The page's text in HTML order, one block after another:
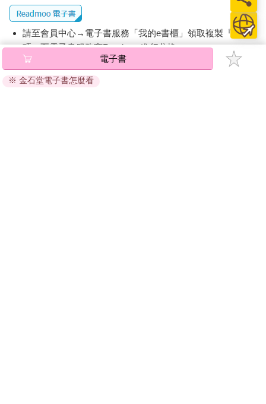
心」邊回應。
「聽說妳到昨天的連假都待在家裡啊？如果不和朋友出去玩就沒
辦法好好放鬆，效率會變差喔。」
哥哥在這三天連假跟女友出去玩，也和朋友一起去露營，所以不
知道我待在家裡的理由。
「如果課業上有不懂的地方，我會教妳的。」
哥哥臉上掛著溫柔微笑對我這樣說。
請至會員中心→電子書服務「我的e書櫃」領取複製『兌換
碼』至電子書服務商Readmoo進行兌換。
退換貨須知：
因版權保護，您在金石堂所購買的電子書僅能以金石堂專屬
電子書
※ 金石堂電子書怎麼看